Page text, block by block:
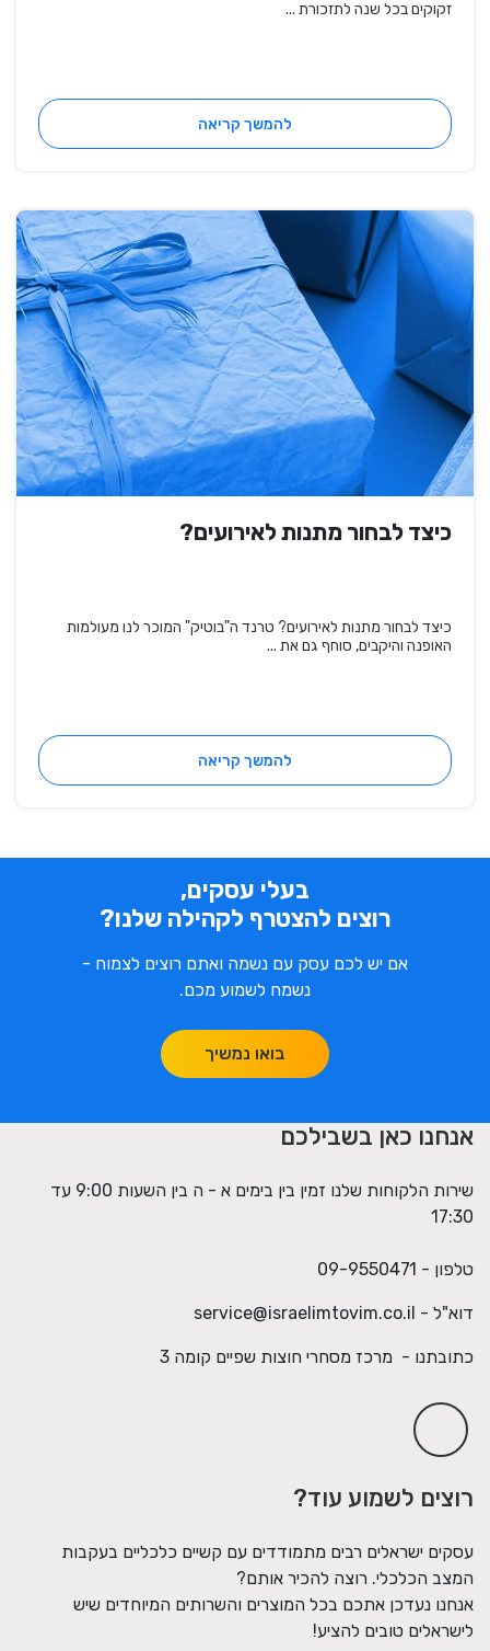
זקוקים בכל שנה לתזכורת ...
להמשך קריאה
כיצד לבחור מתנות לאירועים?
כיצד לבחור מתנות לאירועים? טרנד ה"בוטיק" המוכר לנו מעולמות
האופנה והיקבים, סוחף גם את ...
להמשך קריאה
בעלי עסקים,
רוצים להצטרף לקהילה שלנו?
אם יש לכם עסק עם נשמה ואתם רוצים לצמוח -
נשמח לשמוע מכם.
בואו נמשיך
אנחנו כאן בשבילכם
שירות הלקוחות שלנו זמין בין בימים א - ה בין השעות 9:00 עד
17:30
טלפון - 09-9550471
דוא"ל - service@israelimtovim.co.il
כתובתנו - מרכז מסחרי חוצות שפיים קומה 3
רוצים לשמוע עוד?
עסקים ישראלים רבים מתמודדים עם קשיים כלכליים בעקבות
המצב הכלכלי. רוצה להכיר אותם?
אנחנו נעדכן אתכם בכל המוצרים והשרותים המיוחדים שיש
לישראלים טובים להציע!